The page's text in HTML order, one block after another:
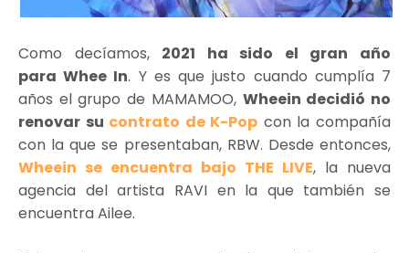
Como decíamos, 2021 ha sido el gran año
para Whee In. Y es que justo cuando cumplía 7
años el grupo de MAMAMOO, Wheein decidió no
renovar su contrato de K-Pop con la compañía
con la que se presentaban, RBW. Desde entonces,
Wheein se encuentra bajo THE LIVE, la nueva
agencia del artista RAVI en la que también se
encuentra Ailee.